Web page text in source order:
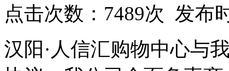
点击次数：7489次 发布
汉阳·人信汇购物中心与